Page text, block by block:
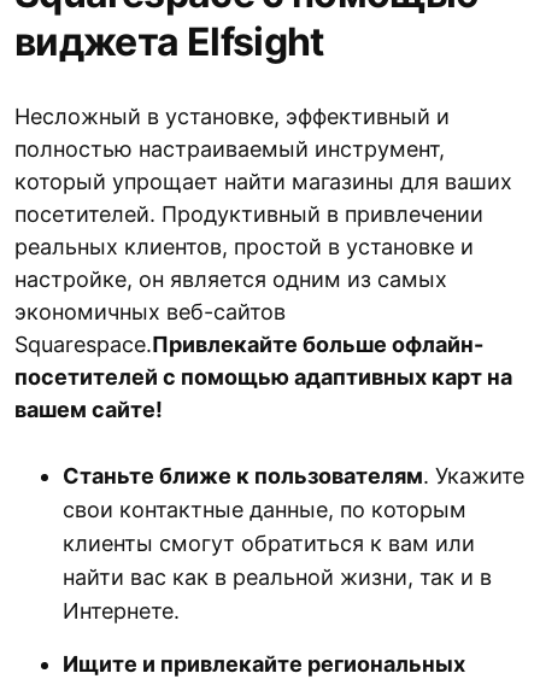
виджета Elfsight
Несложный в установке, эффективный и
полностью настраиваемый инструмент,
который упрощает найти магазины для ваших
посетителей. Продуктивный в привлечении
реальных клиентов, простой в установке и
настройке, он является одним из самых
экономичных веб-сайтов
Squarespace.Привлекайте больше офлайн-
посетителей с помощью адаптивных карт на
вашем сайте!
Станьте ближе к пользователям. Укажите
свои контактные данные, по которым
клиенты смогут обратиться к вам или
найти вас как в реальной жизни, так и в
Интернете.
Ищите и привлекайте региональных